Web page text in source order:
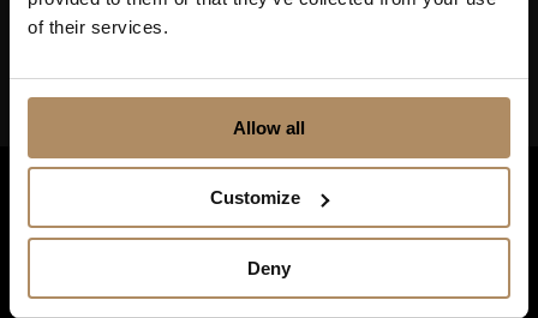
of their services.
Allow all
Customize
Deny